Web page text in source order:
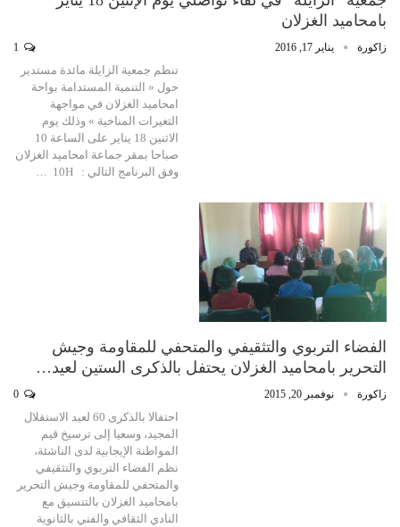
بامحاميد الغزلان
زاكورة يناير 17, 2016
تنظم جمعية الزايلة مائدة مستدير
حول « التنمية المستدامة بواحة
امحاميد الغزلان في مواجهة
التغيرات المناخية » وذلك يوم
الاثنين 18 يناير على الساعة 10
صباحا بمقر جماعة امحاميد الغزلان
وفق البرنامج التالي : 10H …
الفضاء التربوي والتثقيفي والمتحفي للمقاومة وجيش
التحرير بامحاميد الغزلان يحتفل بالذكرى الستين لعيد…
زاكورة نوفمبر 20, 2015
احتفالا بالذكرى 60 لعيد الاستقلال
المجيد، وسعيا إلى ترسيخ قيم
المواطنة الإيجابية لدى الناشئة،
نظم الفضاء التربوي والتثقيفي
والمتحفي للمقاومة وجيش التحرير
بامحاميد الغزلان بالتنسيق مع
النادي الثقافي والفني بالثانوية